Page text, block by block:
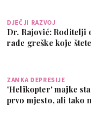
DJEČJI RAZVOJ
Dr. Rajović: Roditelji
rade greške koje
ZAMKA DEPRESIJE
'Helikopter' majke
prvo mjesto, ali tako